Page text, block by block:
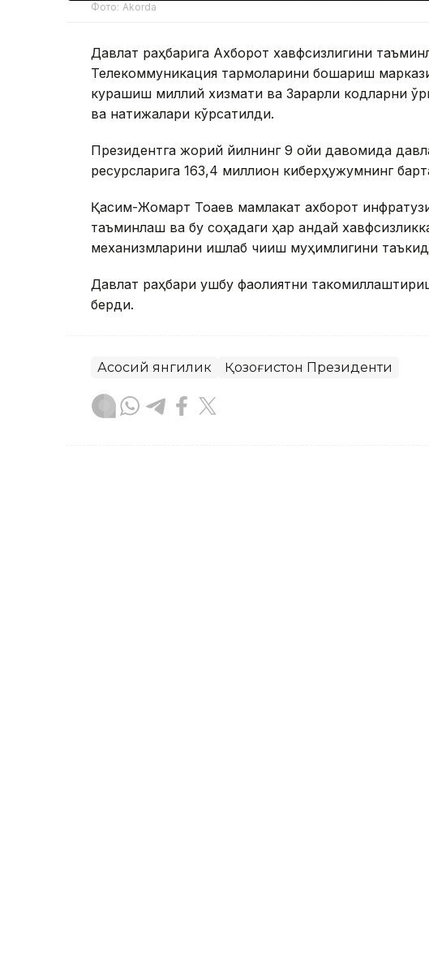
Фото: Akorda
Давлат раҳбарига Ахборот хавфсизлигини
Телекоммуникация тармоқларини бошқариш
курашиш миллий хизмати ва Зарарли кодларни
ва натижалари кўрсатилди.
Президентга жорий йилнинг 9 ойи давомида
ресурсларига 163,4 миллион киберҳужумнинг
Қасим-Жомарт Тоқаев мамлакат ахборот
таъминлаш ва бу соҳадаги ҳар қандай
механизмларини ишлаб чиқиш муҳимлигини
Давлат раҳбари ушбу фаолиятни
берди.
Асосий янгилик Қозоғистон Президенти